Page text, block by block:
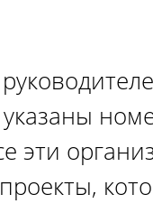
эти